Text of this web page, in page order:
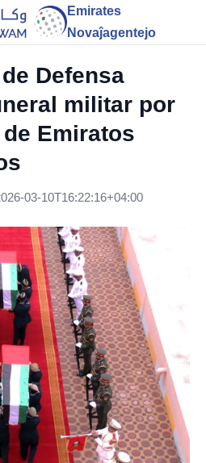
Emirates
Novaĵagentejo
Defensa
militar por
Emiratos
03-10T16:22:16+04:00